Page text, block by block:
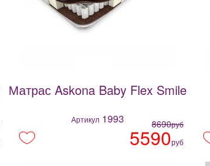
Матрас Askona Baby Flex Smile
Артикул 1993 8690руб
5590руб